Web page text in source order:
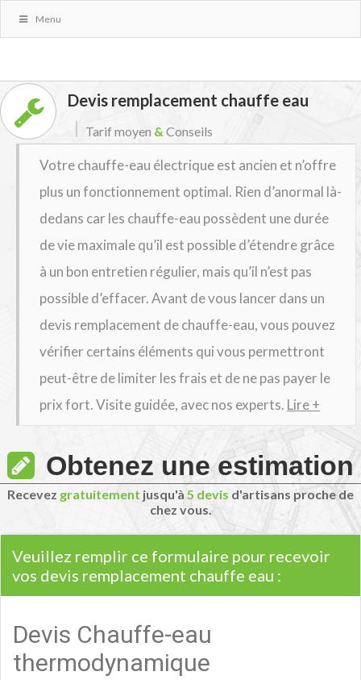
Devis remplacement chauffe eau
Tarif moyen & Conseils
Votre chauffe-eau électrique est ancien et n’offre
plus un fonctionnement optimal. Rien d’anormal là-
dedans car les chauffe-eau possèdent une durée
de vie maximale qu’il est possible d’étendre grâce
à un bon entretien régulier, mais qu’il n’est pas
possible d’effacer. Avant de vous lancer dans un
devis remplacement de chauffe-eau, vous pouvez
vérifier certains éléments qui vous permettront
peut-être de limiter les frais et de ne pas payer le
prix fort. Visite guidée, avec nos experts. Lire +
Obtenez une estimation
Recevez gratuitement jusqu'à 5 devis d'artisans proche de
chez vous.
Veuillez remplir ce formulaire pour recevoir
vos devis remplacement chauffe eau :
Devis Chauffe-eau
thermodynamique
Menu